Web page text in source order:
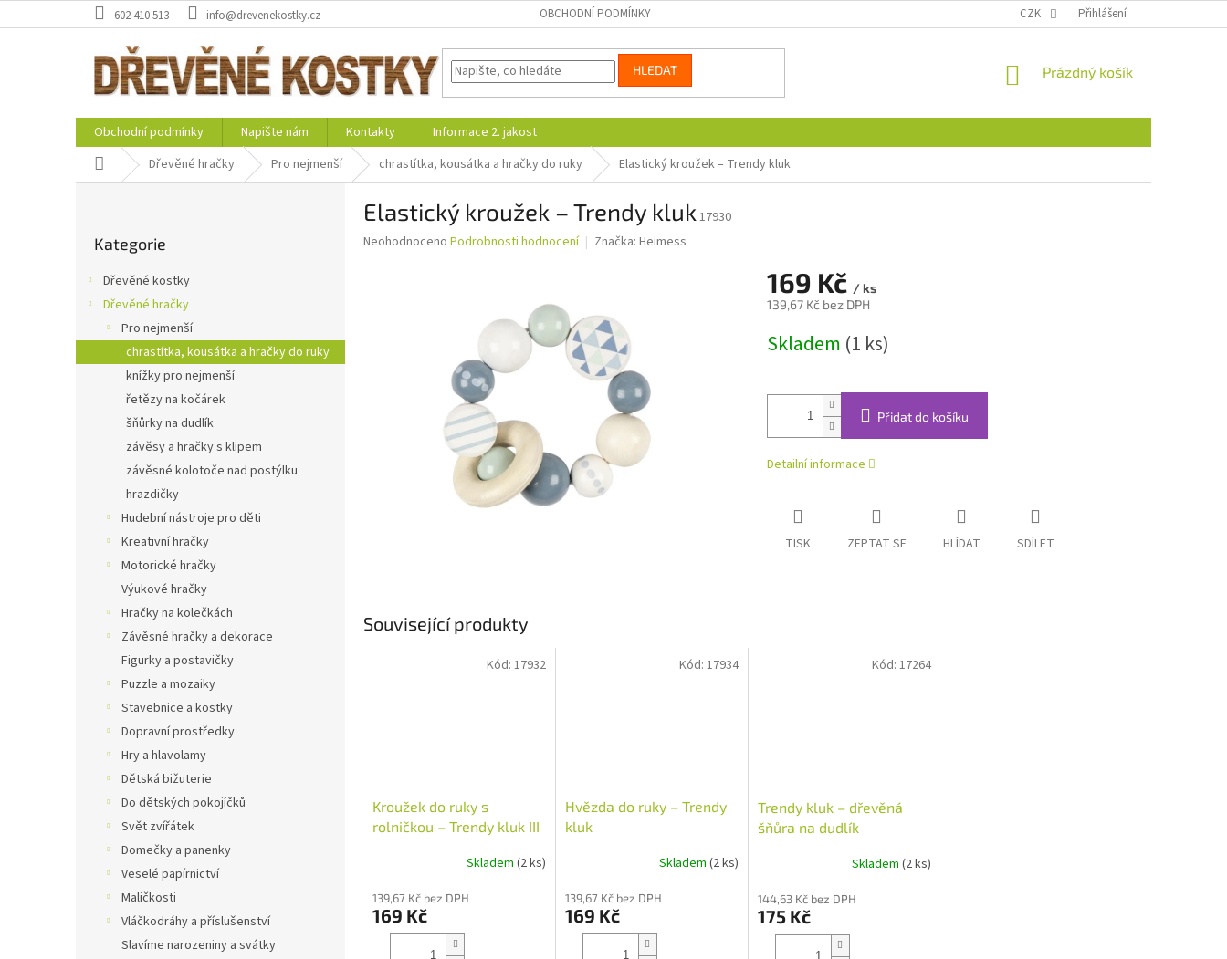
na
602 410 513 info@drevenekostky.cz OBCHODNÍ PODMÍNKY CZK Přihlášení
HLEDAT
NÁKUPNÍ
Prázdný košík
Obchodní podmínky Napište nám Kontakty
Informace 2. jakost
Domů Dřevěné hračky Pro nejmenší chrastítka, kousátka a hračky do ruky Elastický kroužek – Trendy kluk
kategorie
Kategorie
Dřevěné kostky
Dřevěné hračky
Pro nejmenší
chrastítka, kousátka a hračky do ruky
knížky pro nejmenší
řetězy na kočárek
šňůrky na dudlík
závěsy a hračky s klipem
závěsné kolotoče nad postýlku
hrazdičky
Hudební nástroje pro děti
Kreativní hračky
Motorické hračky
Výukové hračky
Hračky na kolečkách
Závěsné hračky a dekorace
Figurky a postavičky
Puzzle a mozaiky
Stavebnice a kostky
Dopravní prostředky
Hry a hlavolamy
Dětská bižuterie
Do dětských pokojíčků
Svět zvířátek
Domečky a panenky
Veselé papírnictví
Maličkosti
Vláčkodráhy a příslušenství
Slavíme narozeniny a svátky
Elastický kroužek – Trendy kluk 17930
Průměrné
Neohodnoceno Podrobnosti hodnocení Značka: Heimess
169 Kč / ks
139,67 Kč bez DPH
cena:
Skladem (1 ks)
Přidat do košíku
Detailní informace
TISK ZEPTAT SE HLÍDAT SDÍLET
Související produkty
Kroužek do ruky s
rolničkou – Trendy kluk III
Skladem (2 ks)
139,67 Kč bez DPH
169 Kč
Kód: 17932
Hvězda do ruky – Trendy
kluk
Skladem (2 ks)
139,67 Kč bez DPH
169 Kč
Kód: 17934
Trendy kluk – dřevěná
šňůra na dudlík
Skladem(2 ks)
144,63 Kč bez DPH
175 Kč
Kód:17264